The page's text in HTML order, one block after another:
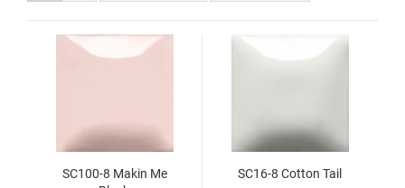
SC100-8 Makin Me
SC16-8 Cotton Tail